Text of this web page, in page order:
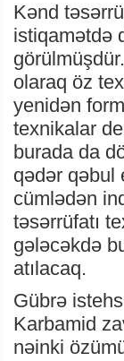
Kənd
istiqamətdə
olaraq öz
yenidən
texnikalar
burada da
qədər qəbul
cümlədən
təsərrüfatı
gələcəkdə
atılacaq.
Gübrə
Karbamid
nəinki